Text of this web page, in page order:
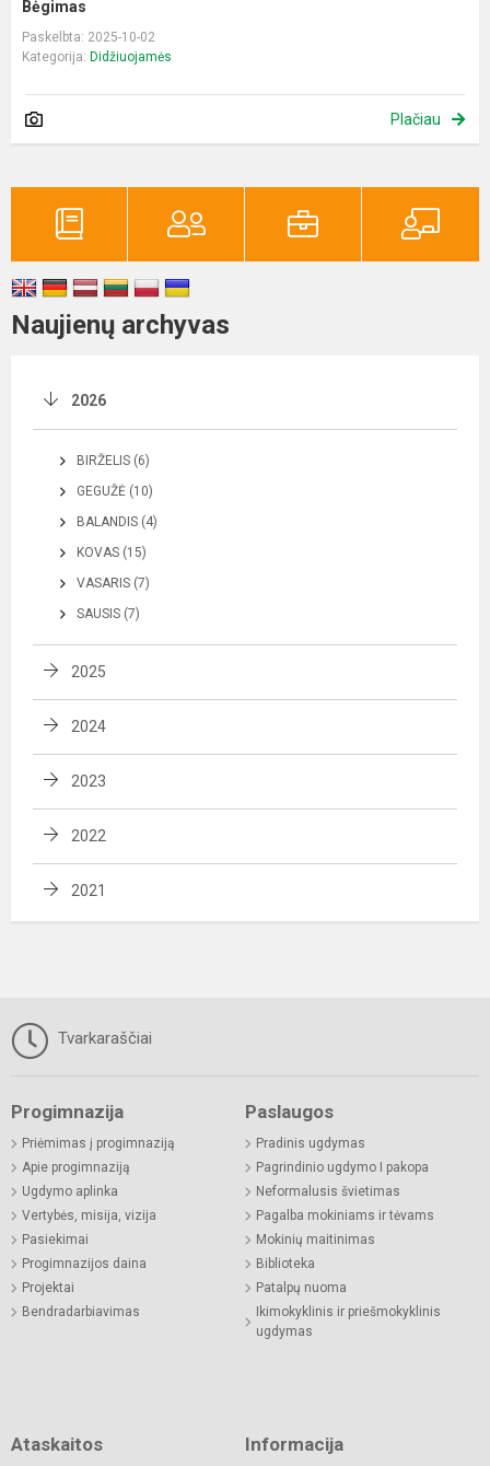
Bėgimas
Paskelbta: 2025-10-02
Kategorija: Didžiuojamės
Plačiau
Naujienų archyvas
2026
BIRŽELIS (6)
GEGUŽĖ (10)
BALANDIS (4)
KOVAS (15)
VASARIS (7)
SAUSIS (7)
2025
2024
2023
2022
2021
Tvarkaraščiai
Progimnazija
Priėmimas į progimnaziją
Apie progimnaziją
Ugdymo aplinka
Vertybės, misija, vizija
Pasiekimai
Progimnazijos daina
Projektai
Bendradarbiavimas
Paslaugos
Pradinis ugdymas
Pagrindinio ugdymo I pakopa
Neformalusis švietimas
Pagalba mokiniams ir tėvams
Mokinių maitinimas
Biblioteka
Patalpų nuoma
Ikimokyklinis ir priešmokyklinis
ugdymas
Ataskaitos Informacija